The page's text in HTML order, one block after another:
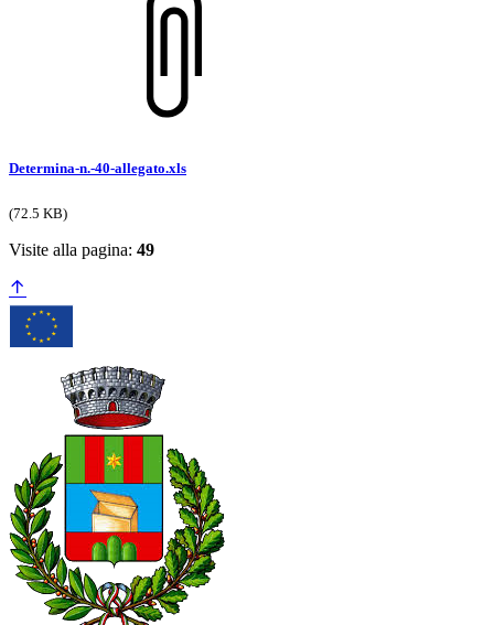
Determina-n.-40-allegato.xls
(72.5 KB)
Visite alla pagina: 49